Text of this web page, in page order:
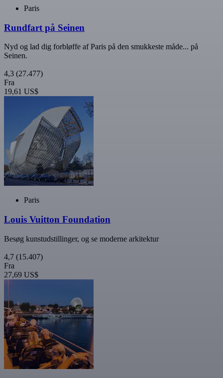
Paris
Rundfart på Seinen
Nyd og lad dig forbløffe af Paris på den smukkeste måde... på
Seinen.
4,3 (27.477)
Fra
19,61 US$
Paris
Louis Vuitton Foundation
Besøg kunstudstillinger, og se moderne arkitektur
4,7 (15.407)
Fra
27,69 US$